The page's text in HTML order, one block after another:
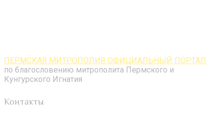
ПЕРМСКАЯ МИТРОПОЛИЯ ОФИЦИАЛЬНЫЙ ПОРТАЛ
по благословению митрополита Пермского и
Кунгурского Игнатия
Контакты